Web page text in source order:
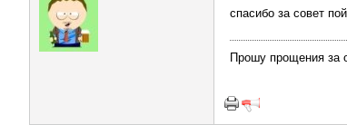
спасибо за совет
Прошу прощения за